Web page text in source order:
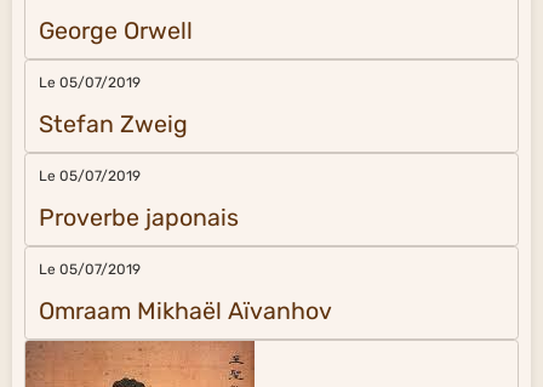
George Orwell
Le 05/07/2019
Stefan Zweig
Le 05/07/2019
Proverbe japonais
Le 05/07/2019
Omraam Mikhaël Aïvanhov